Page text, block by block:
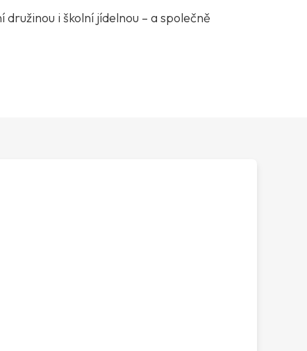
i školní jídelnou – a společně